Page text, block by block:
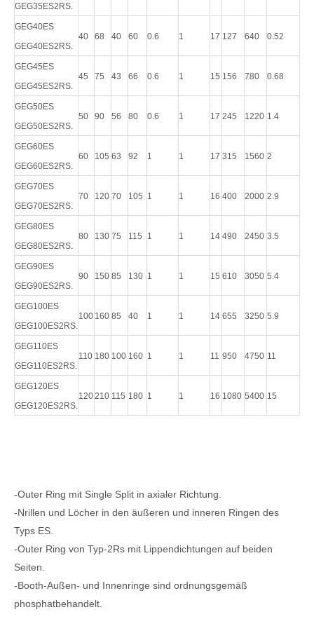
GEG35ES2RS.
GEG40ES
GEG40ES2RS.
40 68 40 60 0.6 1 17 127 640 0.52
GEG45ES
GEG45ES2RS.
45 75 43 66 0.6 1 15 156 780 0.68
GEG50ES
GEG50ES2RS.
50 90 56 80 0.6 1 17 245 1220 1.4
GEG60ES
GEG60ES2RS.
60 105 63 92 1 1 17 315 1560 2
GEG70ES
GEG70ES2RS.
70 120 70 105 1 1 16 400 2000 2.9
GEG80ES
GEG80ES2RS.
80 130 75 115 1 1 14 490 2450 3.5
GEG90ES
GEG90ES2RS.
90 150 85 130 1 1 15 610 3050 5.4
GEG100ES
GEG100ES2RS.
100 160 85 40 1 1 14 655 3250 5.9
GEG110ES
GEG110ES2RS.
110 180 100 160 1 1 11 950 4750 11
GEG120ES
GEG120ES2RS.
120210 115 180 1 1 16 1080 5400 15
-Outer Ring mit Single Split in axialer Richtung.
-Nrillen und Löcher in den äußeren und inneren Ringen des
Typs ES.
-Outer Ring von Typ-2Rs mit Lippendichtungen auf beiden
Seiten.
-Booth-Außen- und Innenringe sind ordnungsgemäß
phosphatbehandelt.